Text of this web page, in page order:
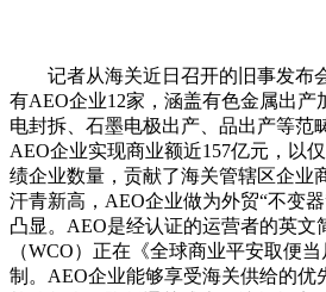
记者从海关近日召开的旧事发布
有AEO企业12家，涵盖有色金属出产
电封拆、石墨电极出产、品出产等范
AEO企业实现商业额近157亿元，以
绩企业数量，贡献了海关管辖区企业
汗青新高，AEO企业做为外贸“不变
凸显。AEO是经认证的运营者的英文
（WCO）正在《全球商业平安取便
制。AEO企业能够享受海关供给的优